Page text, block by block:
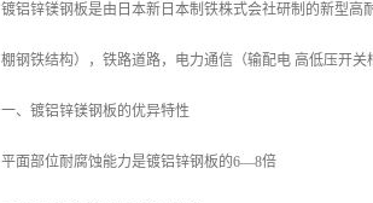
镀铝锌镁钢板是由日本新日本制铁株式会社研制的新型高
棚钢铁结构），铁路道路，电力通信（输配电 高低压开
一、镀铝锌镁钢板的优异特性
平面部位耐腐蚀能力是镀铝锌钢板的6—8倍